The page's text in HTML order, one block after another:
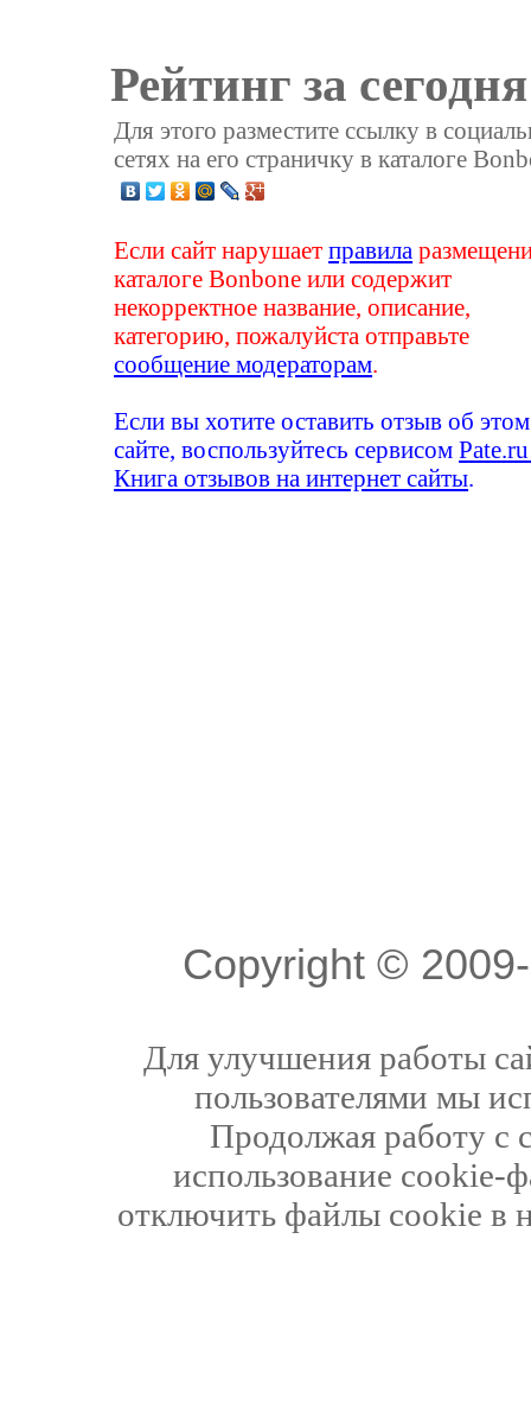
Рейтинг за
Для этого разместите ссылку в
сетях на его страничку в каталоге
Если сайт нарушаетправила
каталоге Bonbone или содержит
некорректное название, описание,
категорию, пожалуйста отправьте
сообщение модераторам
Если вы хотите оставить отзыв об этом
сайте, воспользуйтесь сервисом
Книга отзывов на интернет сайты
Copyright ©
Для улучшения работы
пользователями мы
Продолжая работу с
использование cookie-
отключить файлы cookie в